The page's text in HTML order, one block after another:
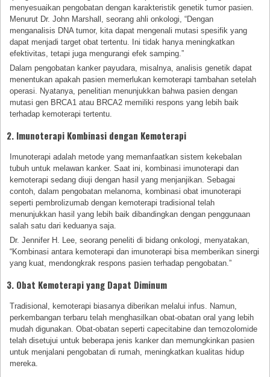
menyesuaikan pengobatan dengan karakteristik genetik tumor pasien.
Menurut Dr. John Marshall, seorang ahli onkologi, “Dengan
menganalisis DNA tumor, kita dapat mengenali mutasi spesifik yang
dapat menjadi target obat tertentu. Ini tidak hanya meningkatkan
efektivitas, tetapi juga mengurangi efek samping.”
Dalam pengobatan kanker payudara, misalnya, analisis genetik dapat
menentukan apakah pasien memerlukan kemoterapi tambahan setelah
operasi. Nyatanya, penelitian menunjukkan bahwa pasien dengan
mutasi gen BRCA1 atau BRCA2 memiliki respons yang lebih baik
terhadap kemoterapi tertentu.
2. Imunoterapi Kombinasi dengan Kemoterapi
Imunoterapi adalah metode yang memanfaatkan sistem kekebalan
tubuh untuk melawan kanker. Saat ini, kombinasi imunoterapi dan
kemoterapi sedang diuji dengan hasil yang menjanjikan. Sebagai
contoh, dalam pengobatan melanoma, kombinasi obat imunoterapi
seperti pembrolizumab dengan kemoterapi tradisional telah
menunjukkan hasil yang lebih baik dibandingkan dengan penggunaan
salah satu dari keduanya saja.
Dr. Jennifer H. Lee, seorang peneliti di bidang onkologi, menyatakan,
“Kombinasi antara kemoterapi dan imunoterapi bisa memberikan sinergi
yang kuat, mendongkrak respons pasien terhadap pengobatan.”
3. Obat Kemoterapi yang Dapat Diminum
Tradisional, kemoterapi biasanya diberikan melalui infus. Namun,
perkembangan terbaru telah menghasilkan obat-obatan oral yang lebih
mudah digunakan. Obat-obatan seperti capecitabine dan temozolomide
telah disetujui untuk beberapa jenis kanker dan memungkinkan pasien
untuk menjalani pengobatan di rumah, meningkatkan kualitas hidup
mereka.